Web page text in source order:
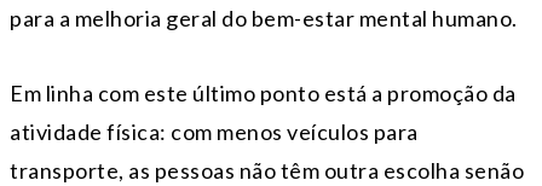
para a melhoria geral do bem-estar mental humano.
Em linha com este último ponto está a promoção da
atividade física: com menos veículos para
transporte, as pessoas não têm outra escolha senão